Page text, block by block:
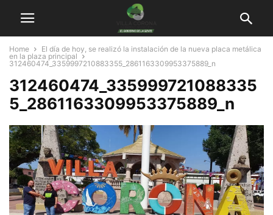
Home
El día de hoy, se realizó la instalación de la nueva placa metálica
en la plaza principal
312460474_3359997210883355_2861163309953375889_n
312460474_335999721088335
5_2861163309953375889_n